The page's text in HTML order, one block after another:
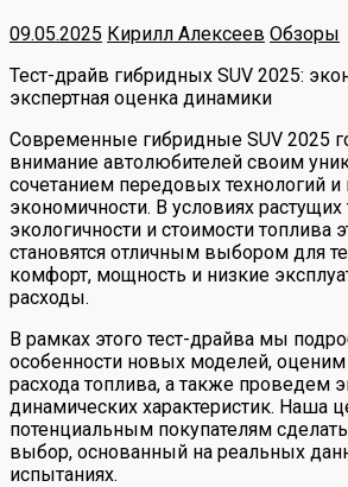
09.05.2025 Кирилл Алексеев Обзоры
Тест-драйв гибридных SUV 2025:
экспертная оценка динамики
Современные гибридные SUV 2025
внимание автолюбителей своим
сочетанием передовых технологий
экономичности. В условиях
экологичности и стоимости топлива
становятся отличным выбором для
комфорт, мощность и низкие
расходы.
В рамках этого тест-драйва мы
особенности новых моделей, оценим
расхода топлива, а также проведем
динамических характеристик. Наша
потенциальным покупателям
выбор, основанный на реальных
испытаниях.